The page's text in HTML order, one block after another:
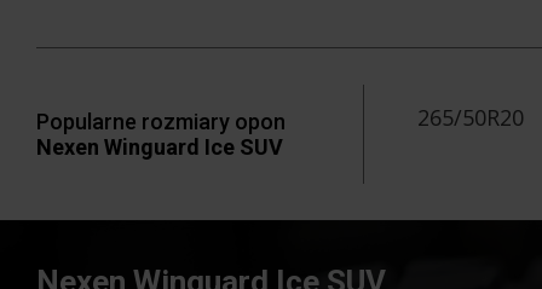
Popularne rozmiary opon
Nexen Winguard Ice SUV
265/50R20
Nexen Winguard Ice SUV